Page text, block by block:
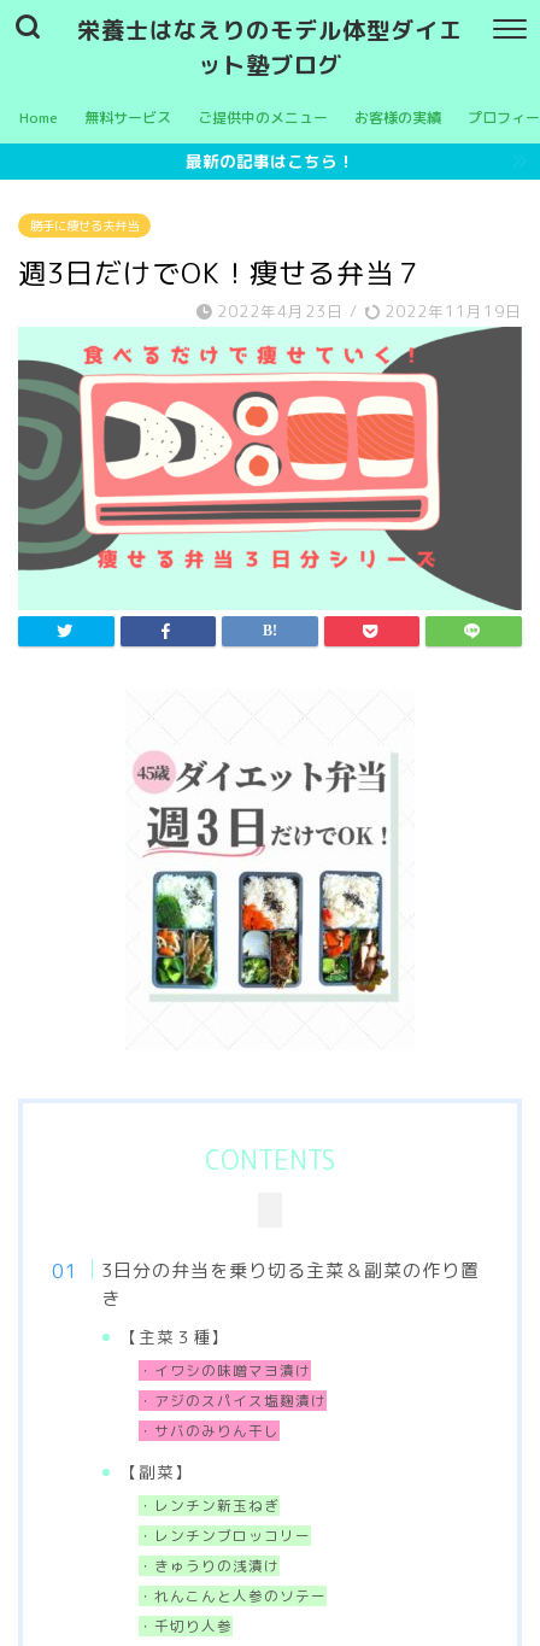
栄養士はなえりのモデル体型ダイエ
ット塾ブログ
Home 無料サービス ご提供中のメニュー お客様の実績 プロフィ
最新の記事はこちら！
勝手に痩せる夫弁当
週3日だけでOK！痩せる弁当７
2022年4月23日 / 2022年11月19日
CONTENTS
3日分の弁当を乗り切る主菜＆副菜の作り置
き
【主菜３種】
・イワシの味噌マヨ漬け
・アジのスパイス塩麹漬け
・サバのみりん干し
【副菜】
・レンチン新玉ねぎ
・レンチンブロッコリー
・きゅうりの浅漬け
・れんこんと人参のソテー
・千切り人参